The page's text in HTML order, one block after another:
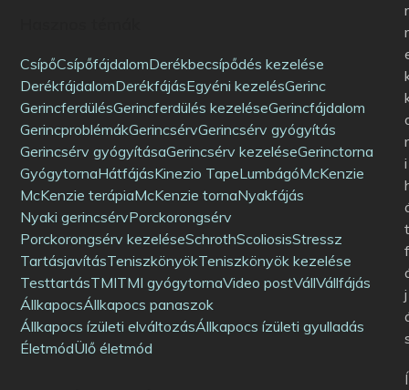
CsípőCsípőfájdalomDerékbecsípődés kezelése
DerékfájdalomDerékfájásEgyéni kezelésGerinc
GerincferdülésGerincferdülés kezeléseGerincfájdalom
GerincproblémákGerincsérvGerincsérv gyógyítás
Gerincsérv gyógyításaGerincsérv kezeléseGerinctorna
GyógytornaHátfájásKinezio TapeLumbágóMcKenzie
McKenzie terápiaMcKenzie tornaNyakfájás
Nyaki gerincsérvPorckorongsérv
Porckorongsérv kezeléseSchrothScoliosisStressz
TartásjavításTeniszkönyökTeniszkönyök kezelése
TesttartásTMITMI gyógytornaVideo postVállVállfájás
ÁllkapocsÁllkapocs panaszok
Állkapocs ízületi elváltozásÁllkapocs ízületi gyulladás
ÉletmódÜlő életmód
r
r
i
j
Í